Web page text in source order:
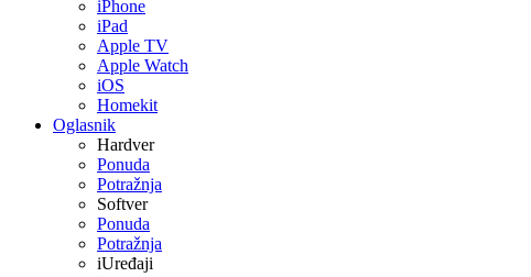
iPhone
iPad
Apple TV
Apple Watch
iOS
Homekit
Oglasnik
Hardver
Ponuda
Potražnja
Softver
Ponuda
Potražnja
iUređaji